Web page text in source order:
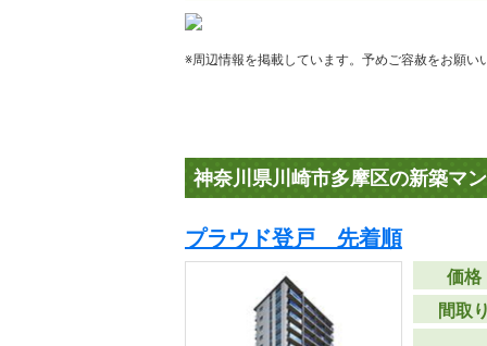
※周辺情報を掲載しています。予めご容赦をお願い
神奈川県川崎市多摩区の新築マ
プラウド登戸 先着順
価格
間取